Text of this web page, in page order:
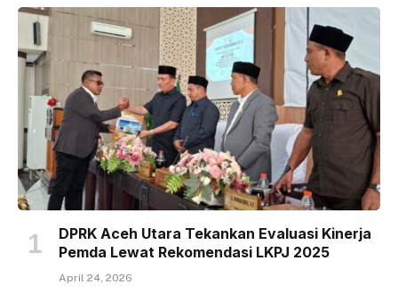
DPRK Aceh Utara Tekankan Evaluasi Kinerja
Pemda Lewat Rekomendasi LKPJ 2025
April 24, 2026